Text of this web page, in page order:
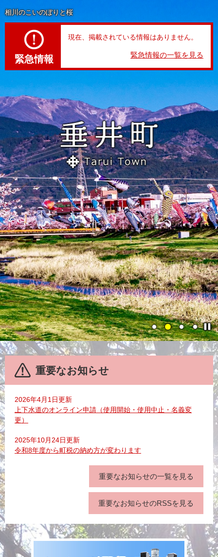
ー
ニ
て
本
文
へ
緊急情報
現在、掲載されている情報はありません。
緊急情報の一覧を見る
相川のこいのぼりと桜
停
止
本
文
重要なお知らせ
2026年4月1日更新
上下水道のオンライン申請（使用開始・使用中止・名義変
更）
2025年10月24日更新
令和8年度から町税の納め方が変わります
重要なお知らせの一覧を見る
重要なお知らせのRSSを見る